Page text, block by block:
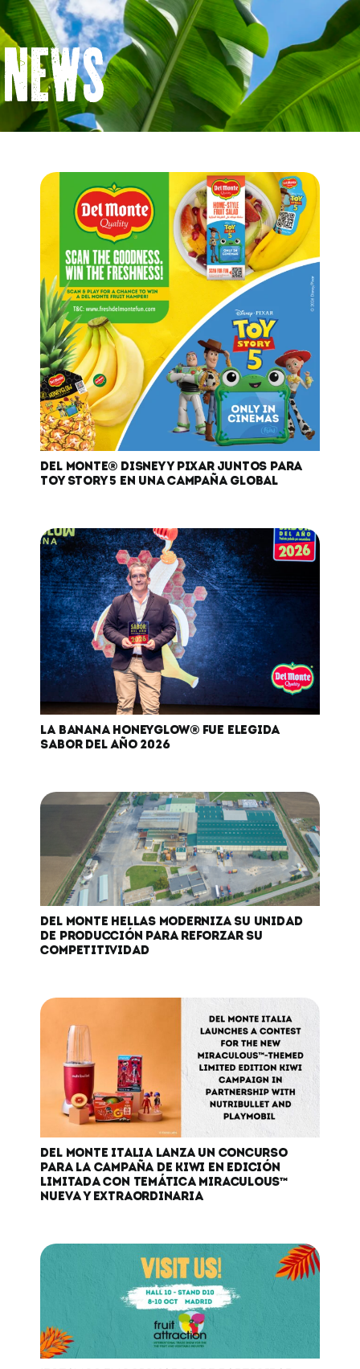
Search
For:
NewS
DEL MONTE® DISNEY Y PIXAR JUNTOS PARA
TOY STORY 5 EN UNA CAMPAÑA GLOBAL
LA BANANA HONEYGLOW® FUE ELEGIDA
SABOR DEL AÑO 2026
DEL MONTE HELLAS MODERNIZA SU UNIDAD
DE PRODUCCIÓN PARA REFORZAR SU
COMPETITIVIDAD
DEL MONTE ITALIA LANZA UN CONCURSO
PARA LA CAMPAÑA DE KIWI EN EDICIÓN
LIMITADA CON TEMÁTICA MIRACULOUS™
NUEVA Y EXTRAORDINARIA